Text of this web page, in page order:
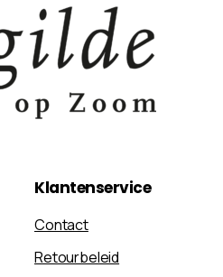
Klantenservice
Contact
Retourbeleid